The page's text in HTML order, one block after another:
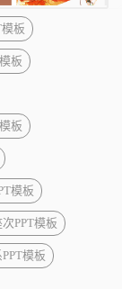
板
板
板
模板
PPT模板
模板